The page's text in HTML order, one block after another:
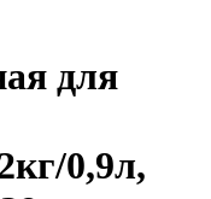
для
0,9л,